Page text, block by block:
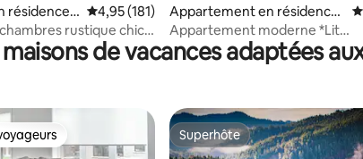
de 469 commentaires : 4,84 sur 5
⋅
Évaluation moyenne sur la base de 181
4,95 (181)
rustique chic
Appartement en résidence
⋅ Collingwood
Appartement moderne *Lit
King Size*Ski
de vacances adaptées
Superhôte
Superhôte